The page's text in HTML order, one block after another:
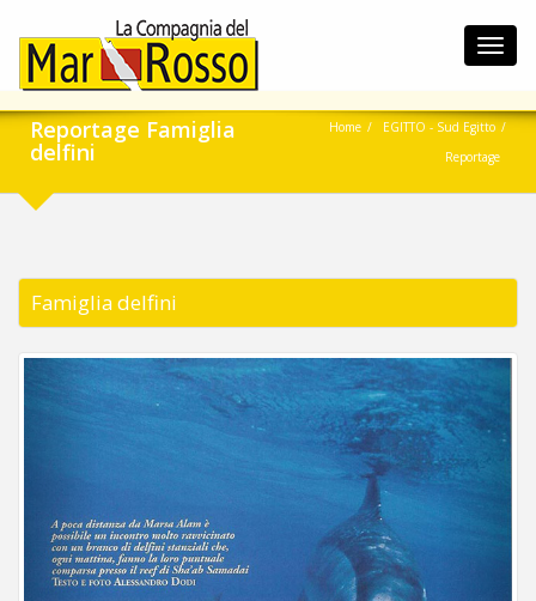
Reportage Famiglia
delfini
Home
EGITTO - Sud Egitto
Reportage
Famiglia delfini
Previous Next